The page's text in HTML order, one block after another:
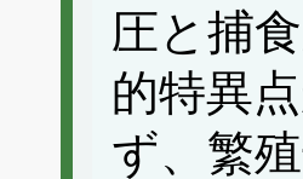
圧と捕
的特異
ず、繁